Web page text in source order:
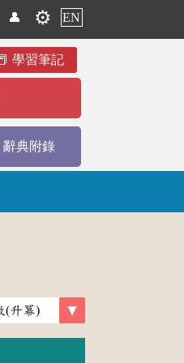
👤 ⚙️ EN
學習筆記
辭典附錄